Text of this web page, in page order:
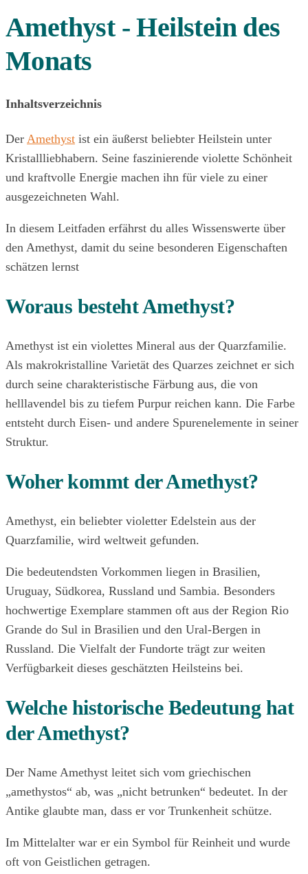
Amethyst - Heilstein des
Monats
Inhaltsverzeichnis
Der Amethyst ist ein äußerst beliebter Heilstein unter
Kristallliebhabern. Seine faszinierende violette Schönheit
und kraftvolle Energie machen ihn für viele zu einer
ausgezeichneten Wahl.
In diesem Leitfaden erfährst du alles Wissenswerte über
den Amethyst, damit du seine besonderen Eigenschaften
schätzen lernst
Woraus besteht Amethyst?
Amethyst ist ein violettes Mineral aus der Quarzfamilie.
Als makrokristalline Varietät des Quarzes zeichnet er sich
durch seine charakteristische Färbung aus, die von
helllavendel bis zu tiefem Purpur reichen kann. Die Farbe
entsteht durch Eisen- und andere Spurenelemente in seiner
Struktur.
Woher kommt der Amethyst?
Amethyst, ein beliebter violetter Edelstein aus der
Quarzfamilie, wird weltweit gefunden.
Die bedeutendsten Vorkommen liegen in Brasilien,
Uruguay, Südkorea, Russland und Sambia. Besonders
hochwertige Exemplare stammen oft aus der Region Rio
Grande do Sul in Brasilien und den Ural-Bergen in
Russland. Die Vielfalt der Fundorte trägt zur weiten
Verfügbarkeit dieses geschätzten Heilsteins bei.
Welche historische Bedeutung hat
der Amethyst?
Der Name Amethyst leitet sich vom griechischen
„amethystos“ ab, was „nicht betrunken“ bedeutet. In der
Antike glaubte man, dass er vor Trunkenheit schütze.
Im Mittelalter war er ein Symbol für Reinheit und wurde
oft von Geistlichen getragen.